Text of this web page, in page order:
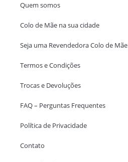
Quem somos
Colo de Mãe na sua cidade
Seja uma Revendedora Colo de Mãe
Termos e Condições
Trocas e Devoluções
FAQ – Perguntas Frequentes
Política de Privacidade
Contato